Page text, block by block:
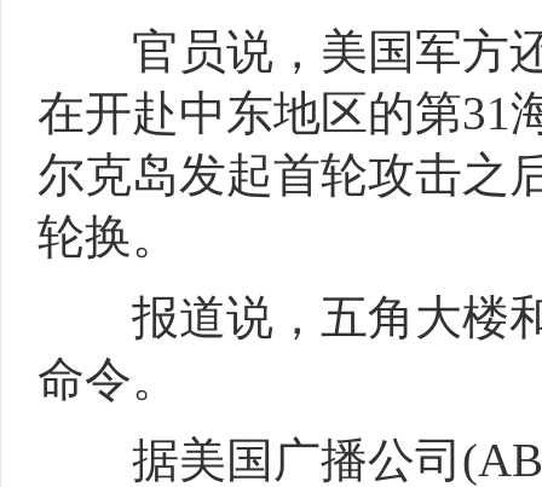
官员说，美国军方还
在开赴中东地区的第31
尔克岛发起首轮攻击之
轮换。
报道说，五角大楼和
命令。
据美国广播公司